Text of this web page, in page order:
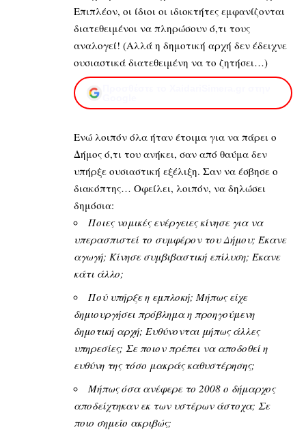
Επιπλέον, οι ίδιοι οι ιδιοκτήτες εμφανίζονται
διατεθειμένοι να πληρώσουν ό,τι τους
αναλογεί! (Αλλά η δημοτική αρχή δεν έδειχνε
ουσιαστικά διατεθειμένη να το ζητήσει…)
Ενώ λοιπόν όλα ήταν έτοιμα για να πάρει ο
Δήμος ό,τι του ανήκει, σαν από θαύμα δεν
υπήρξε ουσιαστική εξέλιξη. Σαν να έσβησε ο
διακόπτης… Οφείλει, λοιπόν, να δηλώσει
δημόσια:
Ποιες νομικές ενέργειες κίνησε για να
υπερασπιστεί το συμφέρον του Δήμου; Έκανε
αγωγή; Κίνησε συμβιβαστική επίλυση; Έκανε
κάτι άλλο;
Πού υπήρξε η εμπλοκή; Μήπως είχε
δημιουργήσει πρόβλημα η προηγούμενη
δημοτική αρχή; Ευθύνονται μήπως άλλες
υπηρεσίες; Σε ποιον πρέπει να αποδοθεί η
ευθύνη της τόσο μακράς καθυστέρησης;
Μήπως όσα ανέφερε το 2008 ο δήμαρχος
αποδείχτηκαν εκ των υστέρων άστοχα; Σε
ποιο σημείο ακριβώς;